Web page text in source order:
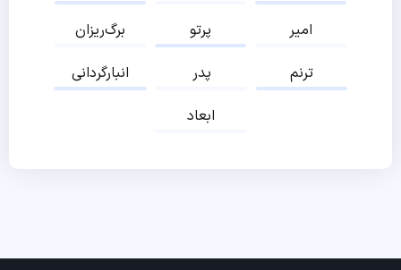
برگ‌ریزان
پرتو
امیر
انبارگردانی
پدر
ترنم
ابعاد